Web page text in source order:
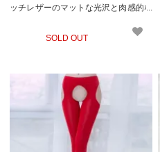
ッチレザーのマットな光沢と肉感的な
ッキング(STOCKING) レッド
SOLD OUT